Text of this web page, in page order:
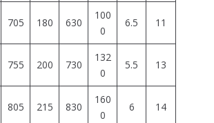
705 180 630
100
0
6.5 11
755 200 730
132
0
5.5 13
805 215 830
160
0
6 14